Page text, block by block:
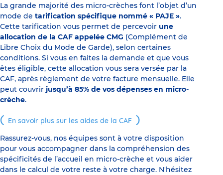
La grande majorité des micro-crèches font l’objet d’un
mode de tarification spécifique nommé « PAJE ».
Cette tarification vous permet de percevoir une
allocation de la CAF appelée CMG (Complément de
Libre Choix du Mode de Garde), selon certaines
conditions. Si vous en faites la demande et que vous
êtes éligible, cette allocation vous sera versée par la
CAF, après règlement de votre facture mensuelle. Elle
peut couvrir jusqu’à 85% de vos dépenses en micro-
crèche.
En savoir plus sur les aides de la CAF
Rassurez-vous, nos équipes sont à votre disposition
pour vous accompagner dans la compréhension des
spécificités de l’accueil en micro-crèche et vous aider
dans le calcul de votre reste à votre charge. N'hésitez